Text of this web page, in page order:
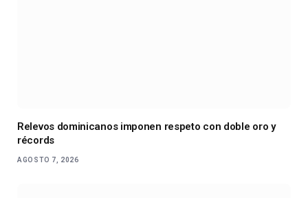
Relevos dominicanos imponen respeto con doble oro y
récords
AGOSTO 7, 2026